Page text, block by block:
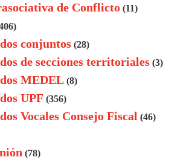
de Conflicto (11)
conjuntos (28)
de secciones territoriales (3)
MEDEL (8)
UPF (356)
Vocales Consejo Fiscal (46)
(78)